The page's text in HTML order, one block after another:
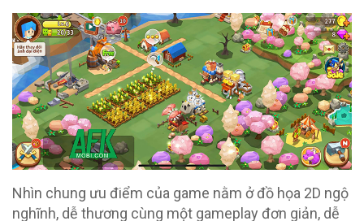
Nhìn chung ưu điểm của game nằm ở đồ họa 2D ngộ
nghĩnh, dễ thương cùng một gameplay đơn giản, dễ